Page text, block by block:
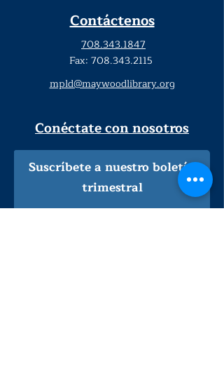
Contáctenos
708.343.1847
Fax: 708.343.2115
mpld@maywoodlibrary.org
Conéctate con nosotros
Suscríbete a nuestro boletín
trimestral